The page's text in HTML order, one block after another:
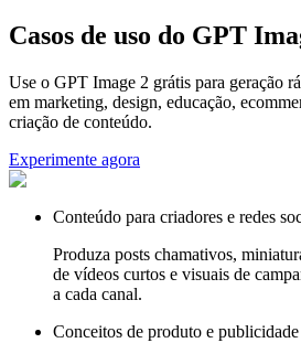
Casos de uso do GPT
Use o GPT Image 2 grátis para geração
em marketing, design, educação,
criação de conteúdo.
Experimente agora
Conteúdo para criadores e redes
Produza posts chamativos,
de vídeos curtos e visuais de
a cada canal.
Conceitos de produto e publicidade